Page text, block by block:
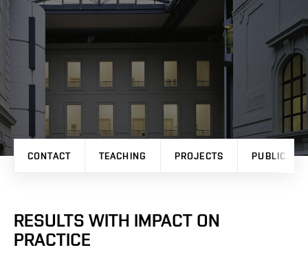
CONTACT TEACHING PROJECTS
RESULTS WITH IMPACT ON
PRACTICE